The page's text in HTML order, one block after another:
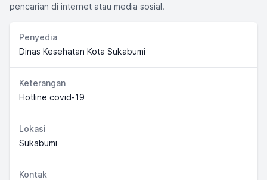
pencarian di internet atau media sosial.
Penyedia
Dinas Kesehatan Kota Sukabumi
Keterangan
Hotline covid-19
Lokasi
Sukabumi
Kontak